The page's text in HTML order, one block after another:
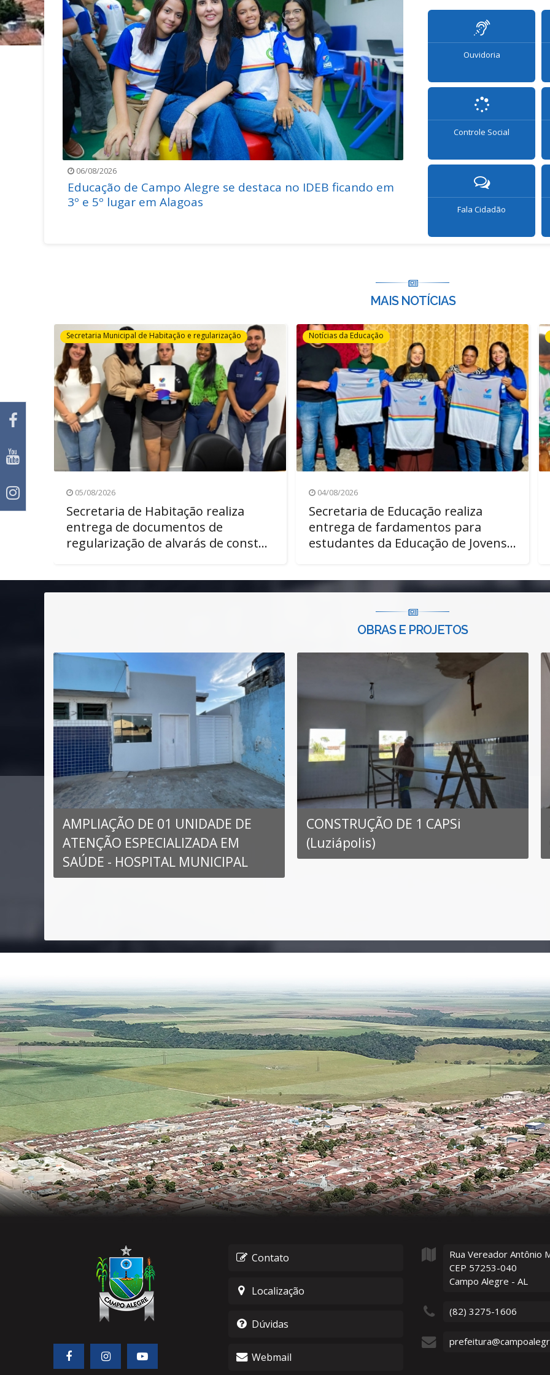
06/08/2026
Educação de Campo Alegre se destaca no IDEB ficando em
3º e 5º lugar em Alagoas
06/08/2026
Secretaria de
kits escolares e
Ouvidoria
Controle Social
Fala Cidadão
MAIS NOTÍCIAS
Secretaria Municipal de Habitação e regularização
05/08/2026
Secretaria de Habitação realiza
entrega de documentos de
regularização de alvarás de const...
Notícias da Educação
04/08/2026
Secretaria de Educação realiza
entrega de fardamentos para
estudantes da Educação de Jovens...
OBRAS E PROJETOS
AMPLIAÇÃO DE 01 UNIDADE DE
ATENÇÃO ESPECIALIZADA EM
SAÚDE - HOSPITAL MUNICIPAL
CONSTRUÇÃO DE 1 CAPSi
(Luziápolis)
Contato
Localização
Dúvidas
Webmail
Rua Vereador Antônio
CEP 57253-040
Campo Alegre - AL
(82) 3275-1606